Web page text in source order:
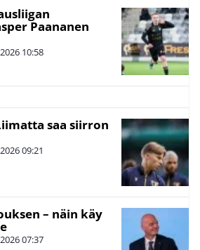
Paananen
10:58
saa siirron
09:21
– näin käy
07:37